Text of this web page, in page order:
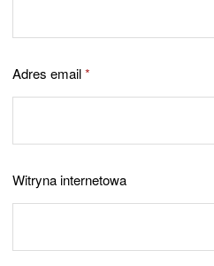
Adres email*
Witryna internetowa